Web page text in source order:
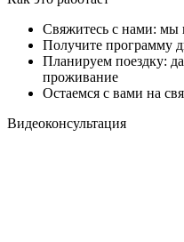
Свяжитесь с нами: мы
Получите программу
Планируем поездку:
проживание
Остаемся с вами на
Видеоконсультация